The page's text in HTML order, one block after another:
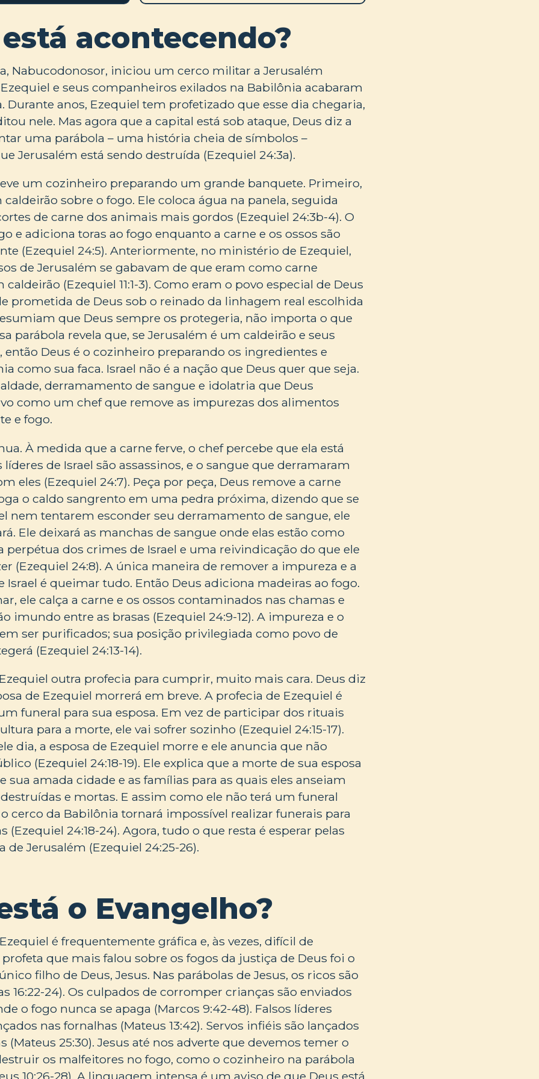
acontecendo?
Nabucodonosor, iniciou um cerco militar a Jerusalém
Ezequiel e seus companheiros exilados na Babilônia acabaram
Durante anos, Ezequiel tem profetizado que esse dia chegaria,
nele. Mas agora que a capital está sob ataque, Deus diz a
uma parábola – uma história cheia de símbolos –
Jerusalém está sendo destruída (Ezequiel 24:3a).
um cozinheiro preparando um grande banquete. Primeiro,
sobre o fogo. Ele coloca água na panela, seguida
de carne dos animais mais gordos (Ezequiel 24:3b-4). O
e adiciona toras ao fogo enquanto a carne e os ossos são
(Ezequiel 24:5). Anteriormente, no ministério de Ezequiel,
de Jerusalém se gabavam de que eram como carne
(Ezequiel 11:1-3). Como eram o povo especial de Deus
prometida de Deus sob o reinado da linhagem real escolhida
que Deus sempre os protegeria, não importa o que
parábola revela que, se Jerusalém é um caldeirão e seus
então Deus é o cozinheiro preparando os ingredientes e
como sua faca. Israel não é a nação que Deus quer que seja.
derramamento de sangue e idolatria que Deus
como um chef que remove as impurezas dos alimentos
e fogo.
À medida que a carne ferve, o chef percebe que ela está
de Israel são assassinos, e o sangue que derramaram
eles (Ezequiel 24:7). Peça por peça, Deus remove a carne
o caldo sangrento em uma pedra próxima, dizendo que se
nem tentarem esconder seu derramamento de sangue, ele
Ele deixará as manchas de sangue onde elas estão como
dos crimes de Israel e uma reivindicação do que ele
(Ezequiel 24:8). A única maneira de remover a impureza e a
Israel é queimar tudo. Então Deus adiciona madeiras ao fogo.
ele calça a carne e os ossos contaminados nas chamas e
imundo entre as brasas (Ezequiel 24:9-12). A impureza e o
ser purificados; sua posição privilegiada como povo de
(Ezequiel 24:13-14).
outra profecia para cumprir, muito mais cara. Deus diz
de Ezequiel morrerá em breve. A profecia de Ezequiel é
funeral para sua esposa. Em vez de participar dos rituais
para a morte, ele vai sofrer sozinho (Ezequiel 24:15-17).
dia, a esposa de Ezequiel morre e ele anuncia que não
(Ezequiel 24:18-19). Ele explica que a morte de sua esposa
sua amada cidade e as famílias para as quais eles anseiam
e mortas. E assim como ele não terá um funeral
cerco da Babilônia tornará impossível realizar funerais para
(Ezequiel 24:18-24). Agora, tudo o que resta é esperar pelas
de Jerusalém (Ezequiel 24:25-26).
o Evangelho?
é frequentemente gráfica e, às vezes, difícil de
profeta que mais falou sobre os fogos da justiça de Deus foi o
filho de Deus, Jesus. Nas parábolas de Jesus, os ricos são
16:22-24). Os culpados de corromper crianças são enviados
o fogo nunca se apaga (Marcos 9:42-48). Falsos líderes
nas fornalhas (Mateus 13:42). Servos infiéis são lançados
(Mateus 25:30). Jesus até nos adverte que devemos temer o
os malfeitores no fogo, como o cozinheiro na parábola
10:26-28). A linguagem intensa é um aviso de que Deus está